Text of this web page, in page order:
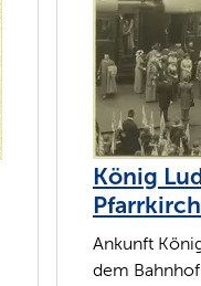
König
Ankunft
dem